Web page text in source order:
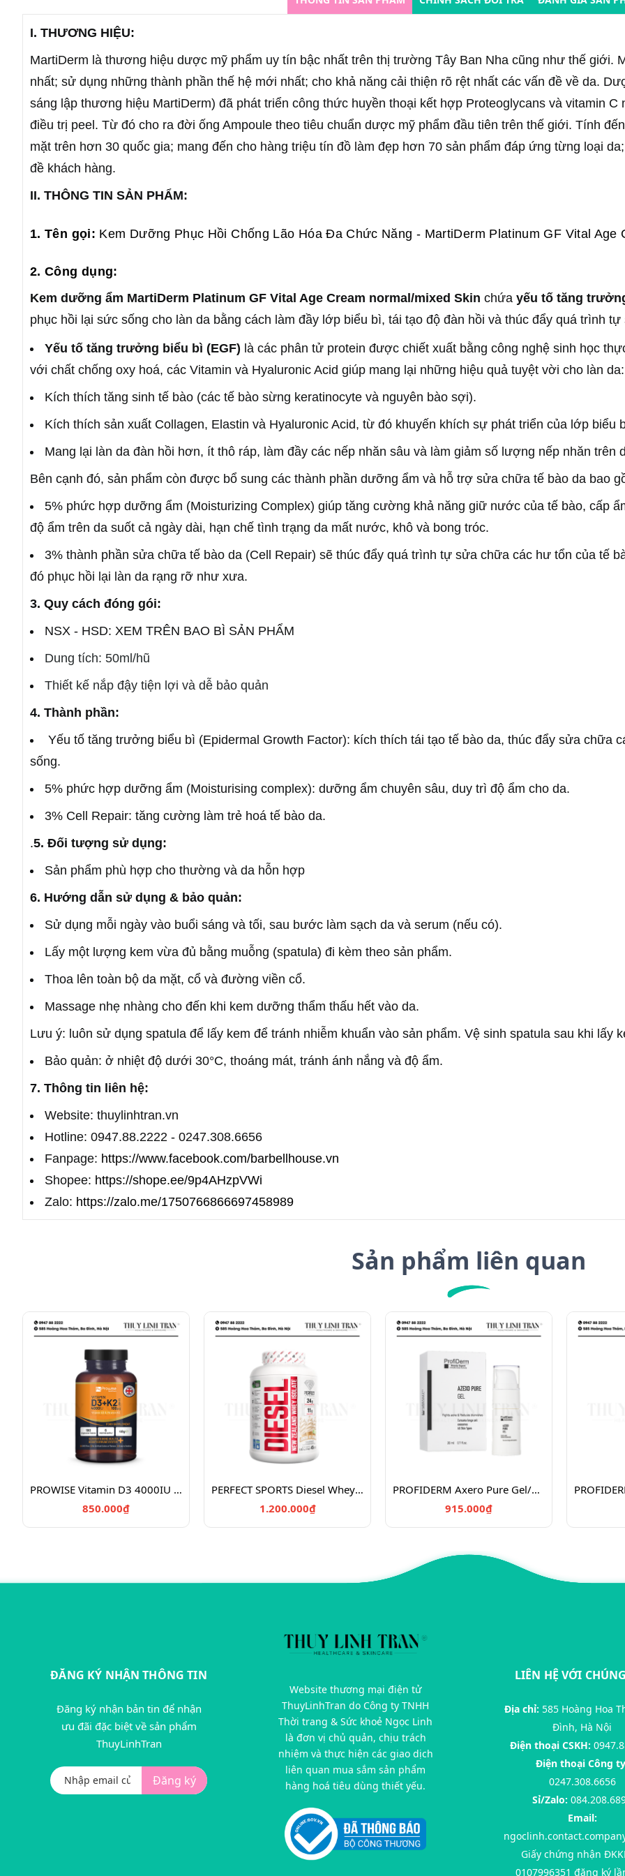
I. THƯƠNG HIỆU:
MartiDerm là thương hiệu dược mỹ phẩm uy tín bậc nhất trên thị trường Tây Ban Nha cũng như thế giới.
nhất; sử dụng những thành phần thế hệ mới nhất; cho khả năng cải thiện rõ rệt nhất các vấn đề về da.
sáng lập thương hiệu MartiDerm) đã phát triển công thức huyền thoại kết hợp Proteoglycans và vitamin
điều trị peel. Từ đó cho ra đời ống Ampoule theo tiêu chuẩn dược mỹ phẩm đầu tiên trên thế giới. Tính
mặt trên hơn 30 quốc gia; mang đến cho hàng triệu tín đồ làm đẹp hơn 70 sản phẩm đáp ứng từng loại
đề khách hàng.
II. THÔNG TIN SẢN PHẨM:
1. Tên gọi: Kem Dưỡng Phục Hồi Chống Lão Hóa Đa Chức Năng - MartiDerm Platinum GF Vital Age
2. Công dụng:
Kem dưỡng ẩm MartiDerm Platinum GF Vital Age Cream normal/mixed Skin chứa yếu tố tăng
phục hồi lại sức sống cho làn da bằng cách làm đầy lớp biểu bì, tái tạo độ đàn hồi và thúc đẩy quá trình
Yếu tố tăng trưởng biểu bì (EGF) là các phân tử protein được chiết xuất bằng công nghệ sinh học
với chất chống oxy hoá, các Vitamin và Hyaluronic Acid giúp mang lại những hiệu quả tuyệt vời cho làn da:
Kích thích tăng sinh tế bào (các tế bào sừng keratinocyte và nguyên bào sợi).
Kích thích sản xuất Collagen, Elastin và Hyaluronic Acid, từ đó khuyến khích sự phát triển của lớp biểu
Mang lại làn da đàn hồi hơn, ít thô ráp, làm đầy các nếp nhăn sâu và làm giảm số lượng nếp nhăn trên
Bên cạnh đó, sản phẩm còn được bổ sung các thành phần dưỡng ẩm và hỗ trợ sửa chữa tế bào da bao
5% phức hợp dưỡng ẩm (Moisturizing Complex) giúp tăng cường khả năng giữ nước của tế bào, cấp
độ ẩm trên da suốt cả ngày dài, hạn chế tình trạng da mất nước, khô và bong tróc.
3% thành phần sửa chữa tế bào da (Cell Repair) sẽ thúc đẩy quá trình tự sửa chữa các hư tổn của tế
đó phục hồi lại làn da rạng rỡ như xưa.
3. Quy cách đóng gói:
NSX - HSD: XEM TRÊN BAO BÌ SẢN PHẨM
Dung tích: 50ml/hũ
Thiết kế nắp đậy tiện lợi và dễ bảo quản
4. Thành phần:
Yếu tố tăng trưởng biểu bì (Epidermal Growth Factor): kích thích tái tạo tế bào da, thúc đẩy sửa chữa
sống.
5% phức hợp dưỡng ẩm (Moisturising complex): dưỡng ẩm chuyên sâu, duy trì độ ẩm cho da.
3% Cell Repair: tăng cường làm trẻ hoá tế bào da.
.5. Đối tượng sử dụng:
Sản phẩm phù hợp cho thường và da hỗn hợp
6. Hướng dẫn sử dụng & bảo quản:
Sử dụng mỗi ngày vào buổi sáng và tối, sau bước làm sạch da và serum (nếu có).
Lấy một lượng kem vừa đủ bằng muỗng (spatula) đi kèm theo sản phẩm.
Thoa lên toàn bộ da mặt, cổ và đường viền cổ.
Massage nhẹ nhàng cho đến khi kem dưỡng thẩm thấu hết vào da.
Lưu ý: luôn sử dụng spatula để lấy kem để tránh nhiễm khuẩn vào sản phẩm. Vệ sinh spatula sau khi lấy
Bảo quản: ở nhiệt độ dưới 30°C, thoáng mát, tránh ánh nắng và độ ẩm.
7. Thông tin liên hệ:
Website: thuylinhtran.vn
Hotline: 0947.88.2222 - 0247.308.6656
Fanpage: https://www.facebook.com/barbellhouse.vn
Shopee: https://shope.ee/9p4AHzpVWi
Zalo: https://zalo.me/1750766866697458989
Sản phẩm liên quan
PROWISE Vitamin D3 4000IU + K2 180v/Vitamin chắc khỏe xương D3K2
850.000₫
PERFECT SPORTS Diesel Whey Protein/Bột đạm tăng cơ 908g
1.200.000₫
PROFIDERM Axero Pure Gel/Gel đặc trị mụn giảm thâm 20ml
915.000₫
ĐĂNG KÝ NHẬN THÔNG TIN
Đăng ký nhận bản tin để nhận
ưu đãi đặc biệt về sản phẩm
ThuyLinhTran
Đăng ký
Website thương mại điện tử
ThuyLinhTran do Công ty TNHH
Thời trang & Sức khoẻ Ngọc Linh
là đơn vị chủ quản, chịu trách
nhiệm và thực hiện các giao dịch
liên quan mua sắm sản phẩm
hàng hoá tiêu dùng thiết yếu.
LIÊN HỆ VỚI
Địa chỉ: 585 Hoàng Hoa
Đình, Hà Nội
Điện thoại CSKH:
Điện thoại Công
0247.308.6656
Sỉ/Zalo:
Email:
Giấy chứng nhận
0107996351 đăng ký